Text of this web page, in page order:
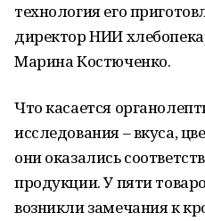
технология его
директор НИИ
Марина Костюченко.
Что касается
исследования – вкуса,
они оказались
продукции. У пяти
возникли замечания к